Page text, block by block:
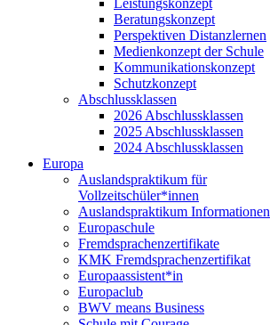
Leistungskonzept
Beratungskonzept
Perspektiven Distanzlernen
Medienkonzept der Schule
Kommunikationskonzept
Schutzkonzept
Abschlussklassen
2026 Abschlussklassen
2025 Abschlussklassen
2024 Abschlussklassen
Europa
Auslandspraktikum für
Vollzeitschüler*innen
Auslandspraktikum Informationen
Europaschule
Fremdsprachenzertifikate
KMK Fremdsprachenzertifikat
Europaassistent*in
Europaclub
BWV means Business